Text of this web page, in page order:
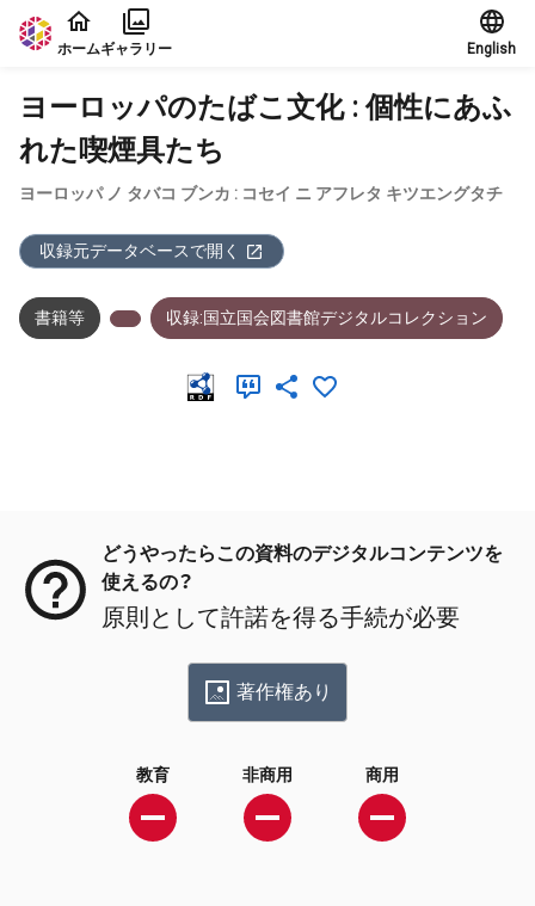
本文に飛ぶ
ホームギャラリー English
ヨーロッパのたばこ文化 : 個性にあふ
れた喫煙具たち
ヨーロッパ ノ タバコ ブンカ : コセイ ニ アフレタ キツエングタチ
収録元データベースで開く
書籍等 収録:国立国会図書館デジタルコレクション
どうやったらこの資料のデジタルコンテンツを
使えるの？
原則として許諾を得る手続が必要
著作権あり
教育 非商用 商用